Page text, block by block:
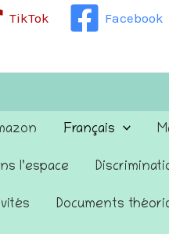
TikTok Facebook
Français
l’espace
Documents